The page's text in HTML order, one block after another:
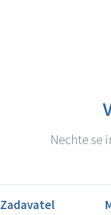
Nechte se
Zadavatel